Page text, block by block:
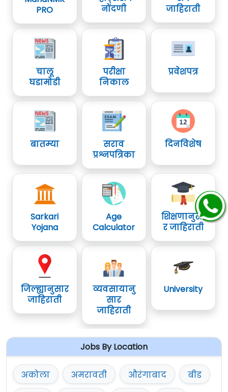
PRO
नोंदणी
जाहिराती
चालू
घडामोडी
परीक्षा
निकाल
प्रवेशपत्र
बातम्या
सराव
प्रश्नपत्रिका
दिनविशेष
Sarkari
Yojana
Age
Calculator
शिक्षणानुसा
र जाहिराती
जिल्ह्यानुसार
जाहिराती
व्यवसायानु
सार
जाहिराती
University
Jobs By Location
अकोला अमरावती औरंगाबाद
बीड